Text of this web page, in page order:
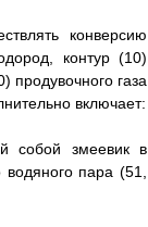
конверсию
контур (10)
продувочного газа
включает:
собой змеевик в
пара (51,